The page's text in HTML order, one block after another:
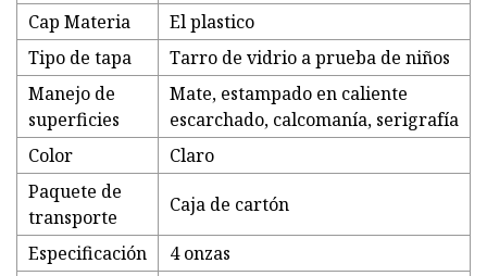
Cap Materia
El plastico
Tipo de tapa
Tarro de vidrio a prueba de niños
Manejo de
superficies
Mate, estampado en caliente
escarchado, calcomanía, serigrafía
Color
Claro
Paquete de
transporte
Caja de cartón
Especificación
4 onzas